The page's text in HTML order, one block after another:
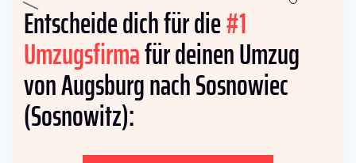
Entscheide dich für die#1
Umzugsfirmafür deinen Umzug
von Augsburg nach Sosnowiec
(Sosnowitz):